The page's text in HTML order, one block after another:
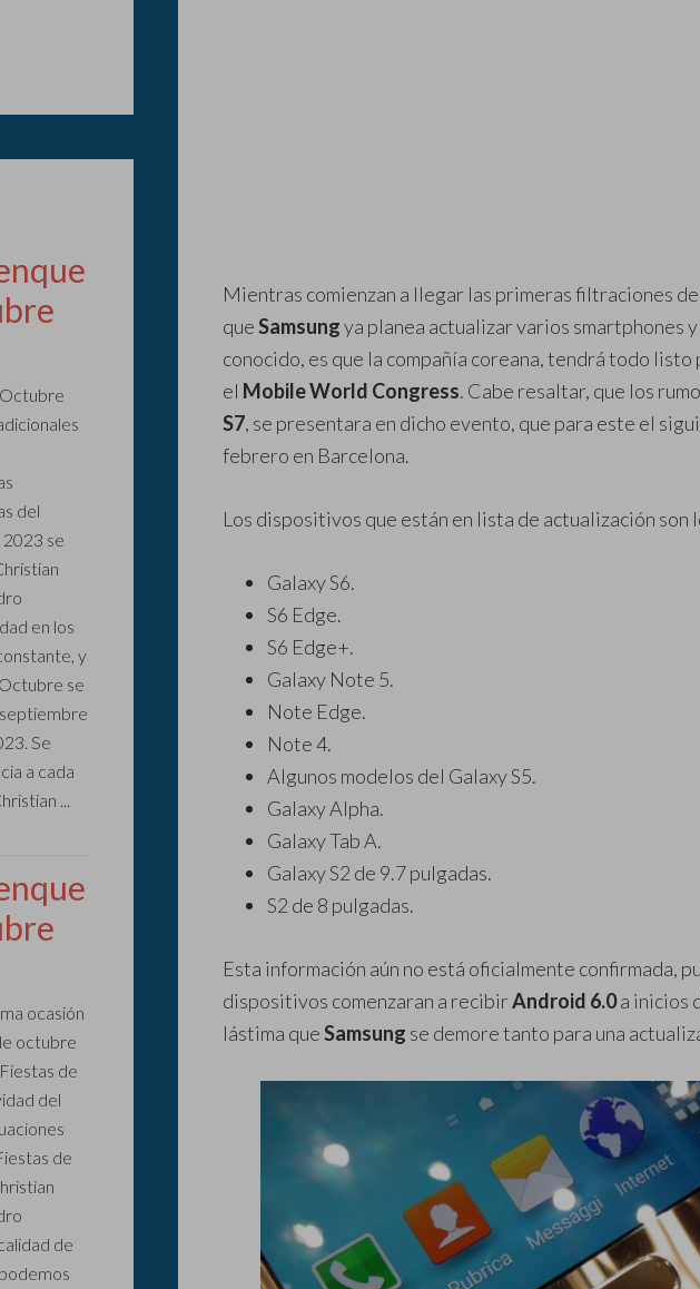
Mientras comienzan a llegar las primeras filtraciones
queSamsungya planea actualizar varios smartphones
conocido, es que la compañía coreana, tendrá todo
el Mobile World Congress. Cabe resaltar, que los
S7, se presentara en dicho evento, que para este el
febrero en Barcelona.
Los dispositivos que están en lista de actualización son
Galaxy S6.
S6 Edge.
S6 Edge+.
Galaxy Note 5.
Note Edge.
Note 4.
Algunos modelos del Galaxy S5.
Galaxy Alpha.
Galaxy Tab A.
Galaxy S2 de 9.7 pulgadas.
S2 de 8 pulgadas.
Esta información aún no está oficialmente confirmada,
dispositivos comenzaran a recibirAndroid 6.0a inicios
lástima queSamsung se demore tanto para una
del
se
en los
y
se
Se
a cada
...
ocasión
octubre
de
del
de
de